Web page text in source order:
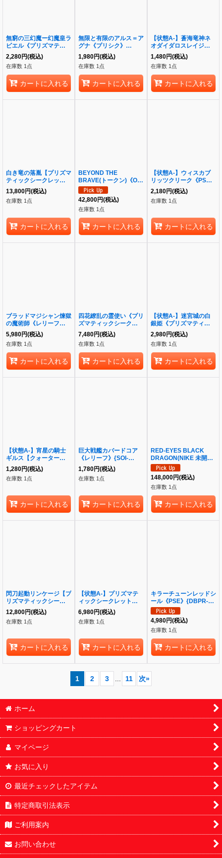
無窮の三幻魔ー幻魔皇ラ
ビエル《プリズマティッ
クシークレット》
{CORI-JP007}
2,280円(税込)
在庫数 1点
カートに入れる
無限と有限のアルス＝ア
グナ《プリシク》
{BETB-jp018}
1,980円(税込)
在庫数 1点
カートに入れる
【状態A-】蒼海竜神ネ
オダイダロスレイジ《プ
リシク》{BETB-JP046}
1,480円(税込)
在庫数 1点
カートに入れる
白き竜の落胤【プリズマ
ティックシークレット】
{BPRO-JP024}《プリ
ズマティックシークレッ
ト》{BPRO-JP024}
13,800円(税込)
在庫数 1点
カートに入れる
BEYOND THE
BRAVE(トークン)《OF
ウルトラ》{BETB-
JPS15}
42,800円(税込)
在庫数 1点
カートに入れる
【状態A-】ウィスカブ
リッツクリーク《PSE》
{CORI-JP010}
2,180円(税込)
在庫数 1点
カートに入れる
ブラッドマジシャン煉獄
の魔術師《レリーフ》
{FET-JP020}
5,980円(税込)
在庫数 1点
カートに入れる
四花繚乱の霊使い《プリ
ズマティックシークレッ
ト》{BLZD-JP050}
7,480円(税込)
在庫数 1点
カートに入れる
【状態A-】迷宮城の白
銀姫《プリズマティック
シークレット》{DABL-
JP030}
2,980円(税込)
在庫数 1点
カートに入れる
【状態A-】宵星の騎士
ギルス【クォーターセン
チュリーシークレット】
{QCTB-JP042}《-》
{QCTB-JP042}
1,280円(税込)
在庫数 1点
カートに入れる
巨大戦艦カバードコア
《レリーフ》{SOI-
JP013}
1,780円(税込)
在庫数 1点
カートに入れる
RED-EYES BLACK
DRAGON(NIKE 未開封)
《-》{NKC1-EN002}
148,000円(税込)
在庫数 1点
カートに入れる
閃刀起動リンケージ【プ
リズマティックシークレ
ット】《-》{ULSP-
JP001}
12,800円(税込)
在庫数 1点
カートに入れる
【状態A-】プリズマテ
ィックシークレット
CORI-JPS13 聖魔の乙
女アルテミス《PSEC》
{CORI-JPS13}
6,980円(税込)
在庫数 1点
カートに入れる
キラーチューンレッドシ
ール《PSE》{DBPR-
JP037}
4,980円(税込)
在庫数 1点
カートに入れる
1 2 3 ... 11 次»
ホーム
ショッピングカート
マイページ
お気に入り
最近チェックしたアイテム
特定商取引法表示
ご利用案内
お問い合わせ